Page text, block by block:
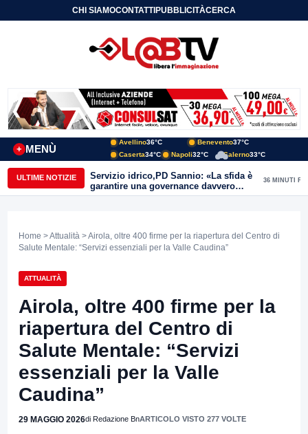
CHI SIAMOCONTATTIPUBBLICITÀCERCA
MENÙ
+
Avellino36°C Benevento37°C
Caserta34°C Napoli32°C Salerno33°C
ULTIME NOTIZIE
Servizio idrico,PD Sannio: «La sfida è
garantire una governance davvero
pubblica»
36 MINUTI FA
Home >Attualità > Airola, oltre 400 firme per la riapertura del Centro di
Salute Mentale: “Servizi essenziali per la Valle Caudina”
ATTUALITÀ
Airola, oltre 400 firme per la
riapertura del Centro di
Salute Mentale: “Servizi
essenziali per la Valle
Caudina”
29 MAGGIO 2026di Redazione BnARTICOLO VISTO 277 VOLTE